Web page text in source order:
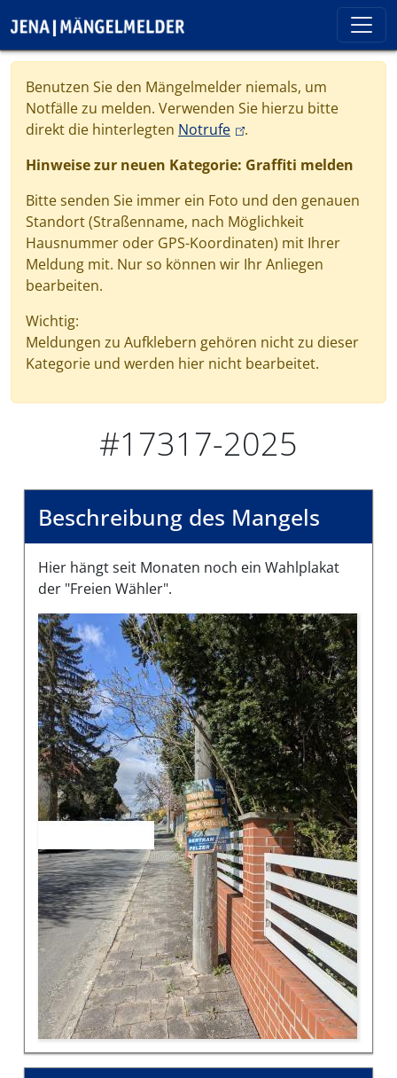
Benutzen Sie den Mängelmelder niemals, um
Notfälle zu melden. Verwenden Sie hierzu bitte
direkt die hinterlegten Notrufe(link is external)
.
Hinweise zur neuen Kategorie: Graffiti melden
Bitte senden Sie immer ein Foto und den genauen
Standort (Straßenname, nach Möglichkeit
Hausnummer oder GPS-Koordinaten) mit Ihrer
Meldung mit. Nur so können wir Ihr Anliegen
bearbeiten.
Wichtig:
Meldungen zu Aufklebern gehören nicht zu dieser
Kategorie und werden hier nicht bearbeitet.
#17317-2025
Beschreibung des Mangels
Hier hängt seit Monaten noch ein Wahlplakat
der "Freien Wähler".
Bilder des Mangels